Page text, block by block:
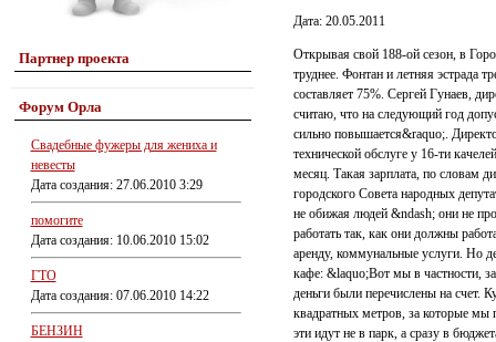
Партнер проекта
Форум Орла
Свадебные фужеры для жениха и
невесты
Дата создания: 27.06.2010 3:29
помогите
Дата создания: 10.06.2010 15:02
ГТО
Дата создания: 07.06.2010 14:22
БЕНЗИН
Дата: 20.05.2011
Открывая свой 188-ой сезон, в
труднее. Фонтан и летняя эстрада
составляет 75%. Сергей Гунаев,
считаю, что на следующий год
сильно повышается&raquo;.
технической обслуге у 16-ти
месяц. Такая зарплата, по словам
городского Совета народных
не обижая людей &ndash; они не
работать так, как они должны
аренду, коммунальные услуги. Но
кафе: &laquo;Вот мы в частности,
деньги были перечислены на счет.
квадратных метров, за которые мы
эти идут не в парк, а сразу в